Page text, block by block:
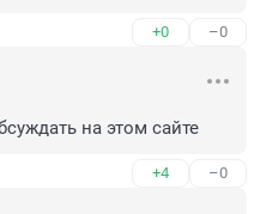
+0 –0
на этом сайте
+4 –0